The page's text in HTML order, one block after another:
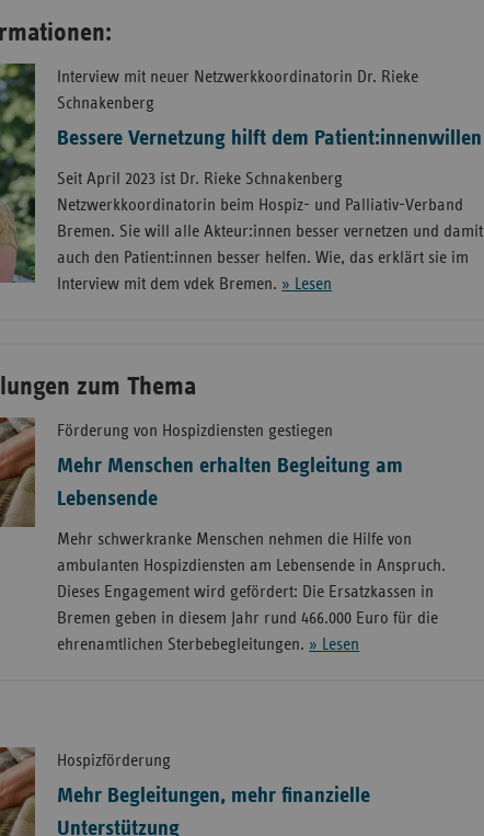
Interview mit neuer Netzwerkkoordinatorin Dr. Rieke
Schnakenberg
Bessere Vernetzung hilft dem Patient:innenwillen
Seit April 2023 ist Dr. Rieke Schnakenberg
Netzwerkkoordinatorin beim Hospiz- und Palliativ-Verband
Bremen. Sie will alle Akteur:innen besser vernetzen und damit
auch den Patient:innen besser helfen. Wie, das erklärt sie im
Interview mit dem vdek Bremen. » Lesen
zum Thema
Förderung von Hospizdiensten gestiegen
Mehr Menschen erhalten Begleitung am
Lebensende
Mehr schwerkranke Menschen nehmen die Hilfe von
ambulanten Hospizdiensten am Lebensende in Anspruch.
Dieses Engagement wird gefördert: Die Ersatzkassen in
Bremen geben in diesem Jahr rund 466.000 Euro für die
ehrenamtlichen Sterbebegleitungen. » Lesen
Hospizförderung
Mehr Begleitungen, mehr finanzielle
Unterstützung